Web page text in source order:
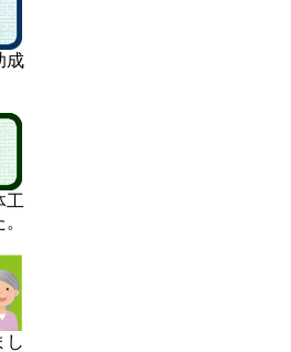
成
工
し